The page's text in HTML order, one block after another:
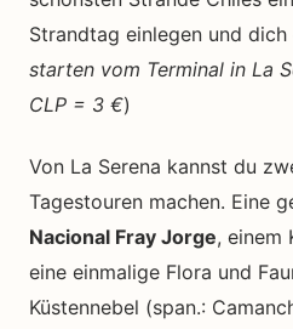
Strandtag einlegen und dich
starten vom Terminal in La
CLP = 3 €)
Von La Serena kannst du
Tagestouren machen. Eine
Nacional Fray Jorge, einem
eine einmalige Flora und
Küstennebel (span.: